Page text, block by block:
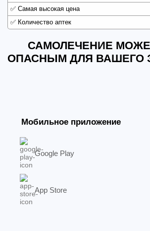
✅ Самая высокая цена
✅ Количество аптек
САМОЛЕЧЕНИЕ
ОПАСНЫМ ДЛЯ ВАШЕГО
Мобильное приложение
Google Play
App Store